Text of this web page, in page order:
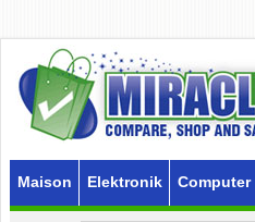
Maison Elektronik Computer